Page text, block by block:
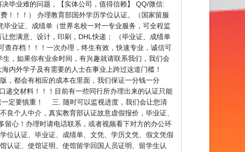
毕业难的问题，【实体公司，值得信赖】 QQ/微信:
！！！） 办理教育部国外学历学位认证。（国家留服
业证、成绩单（世界名校一对一专业服务，可全程监
您满意、设计，印刷，DHL快递； （毕业证、成绩单
存档！！！一次办理，终生有效，快速专业，诚信可
，如果你有业余时间，有兴趣就请联系我们，我们会
内外学子及有需要的人士在事业上跨过这道门槛！
都会有相应的成本在里面，我们保证一分钱一分
交材料！！！目前有一些同行所办理出来的认证只能
一定要慎重！ 三. 随时可以监视进度，我们会让您清
个人中介，真实教育部认证故意虚假报价，毕业证、
心！办理时请电话联系，或者视频看下对方的办公环
位认证、毕业证、成绩单、文凭、学历文凭、假文凭假
认证、使馆证明、使馆留学回国人员证明、留学生认